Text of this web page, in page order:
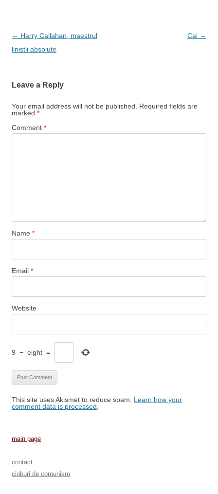
Post
navigation
← Harry Callahan, maestrul
linistii absolute
Cai →
Leave a Reply
Your email address will not be published.
Required fields are
marked *
Comment *
Name *
Email *
Website
9 − eight =
This site uses Akismet to reduce spam. Learn how your
comment data is processed
main page
contact
cioburi de comunism